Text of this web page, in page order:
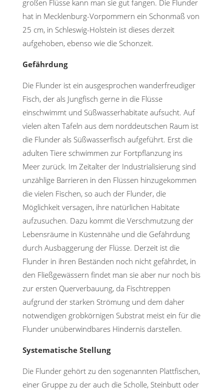
großen Flüsse kann man sie gut fangen. Die Flunder
hat in Mecklenburg-Vorpommern ein Schonmaß von
25 cm, in Schleswig-Holstein ist dieses derzeit
aufgehoben, ebenso wie die Schonzeit.
Gefährdung
Die Flunder ist ein ausgesprochen wanderfreudiger
Fisch, der als Jungfisch gerne in die Flüsse
einschwimmt und Süßwasserhabitate aufsucht. Auf
vielen alten Tafeln aus dem norddeutschen Raum ist
die Flunder als Süßwasserfisch aufgeführt. Erst die
adulten Tiere schwimmen zur Fortpflanzung ins
Meer zurück. Im Zeitalter der Industrialisierung sind
unzählige Barrieren in den Flüssen hinzugekommen
die vielen Fischen, so auch der Flunder, die
Möglichkeit versagen, ihre natürlichen Habitate
aufzusuchen. Dazu kommt die Verschmutzung der
Lebensräume in Küstennähe und die Gefährdung
durch Ausbaggerung der Flüsse. Derzeit ist die
Flunder in ihren Beständen noch nicht gefährdet, in
den Fließgewässern findet man sie aber nur noch bis
zur ersten Querverbauung, da Fischtreppen
aufgrund der starken Strömung und dem daher
notwendigen grobkörnigen Substrat meist ein für die
Flunder unüberwindbares Hindernis darstellen.
Systematische Stellung
Die Flunder gehört zu den sogenannten Plattfischen,
einer Gruppe zu der auch die Scholle, Steinbutt oder